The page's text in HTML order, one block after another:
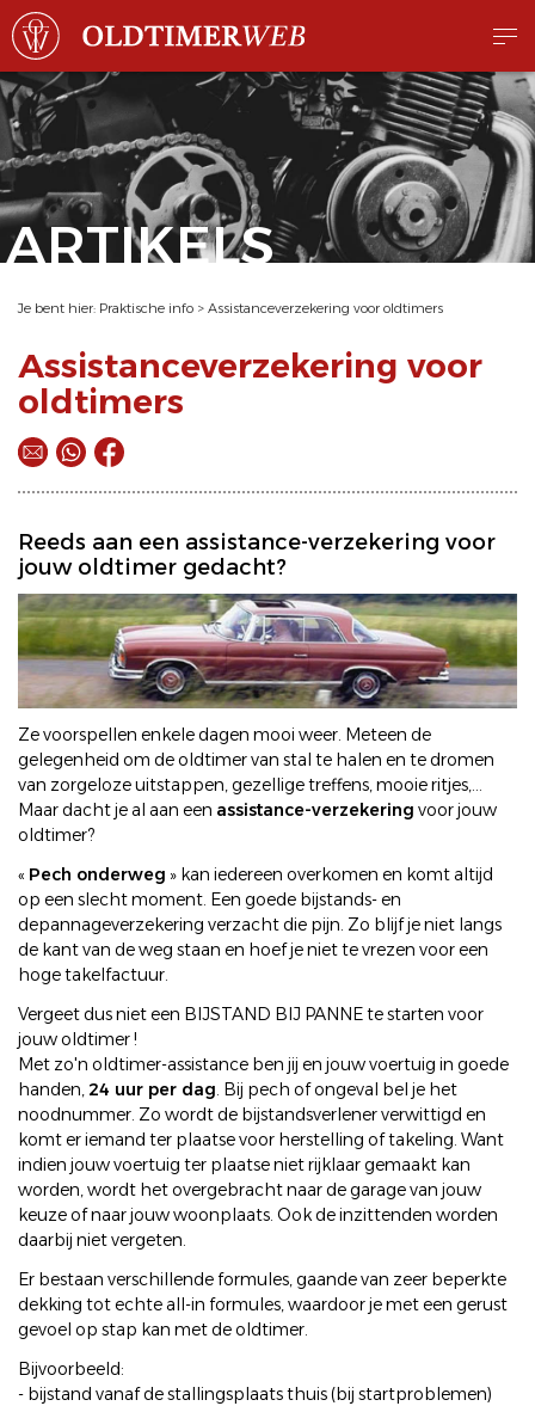
ARTIKELS
Je bent hier: Praktische info > Assistanceverzekering voor oldtimers
Assistanceverzekering voor
oldtimers
Reeds aan een assistance-verzekering voor
jouw oldtimer gedacht?
Ze voorspellen enkele dagen mooi weer. Meteen de
gelegenheid om de oldtimer van stal te halen en te dromen
van zorgeloze uitstappen, gezellige treffens, mooie ritjes,...
Maar dacht je al aan een assistance-verzekering voor jouw
oldtimer?
« Pech onderweg » kan iedereen overkomen en komt altijd
op een slecht moment. Een goede bijstands- en
depannageverzekering verzacht die pijn. Zo blijf je niet langs
de kant van de weg staan en hoef je niet te vrezen voor een
hoge takelfactuur.
Vergeet dus niet een BIJSTAND BIJ PANNE te starten voor
jouw oldtimer !
Met zo'n oldtimer-assistance ben jij en jouw voertuig in goede
handen, 24 uur per dag. Bij pech of ongeval bel je het
noodnummer. Zo wordt de bijstandsverlener verwittigd en
komt er iemand ter plaatse voor herstelling of takeling. Want
indien jouw voertuig ter plaatse niet rijklaar gemaakt kan
worden, wordt het overgebracht naar de garage van jouw
keuze of naar jouw woonplaats. Ook de inzittenden worden
daarbij niet vergeten.
Er bestaan verschillende formules, gaande van zeer beperkte
dekking tot echte all-in formules, waardoor je met een gerust
gevoel op stap kan met de oldtimer.
Bijvoorbeeld:
- bijstand vanaf de stallingsplaats thuis (bij startproblemen)